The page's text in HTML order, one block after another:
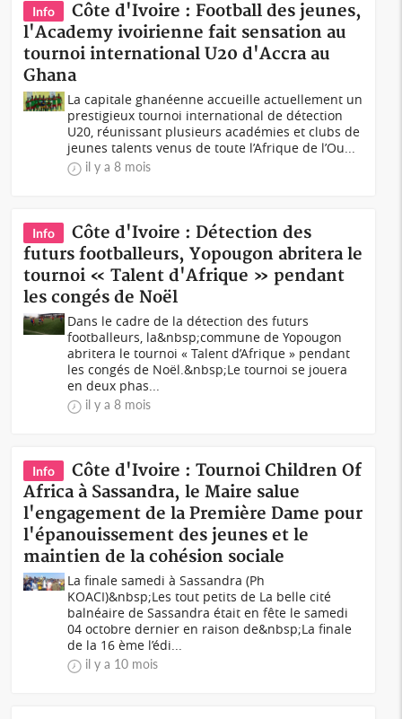
Info
Côte d'Ivoire : Football des jeunes,
l'Academy ivoirienne fait sensation au
tournoi international U20 d'Accra au
Ghana
La capitale ghanéenne accueille actuellement un
prestigieux tournoi international de détection
U20, réunissant plusieurs académies et clubs de
jeunes talents venus de toute l’Afrique de l’Ou...
il y a 8 mois
Info
Côte d'Ivoire : Détection des
futurs footballeurs, Yopougon abritera le
tournoi « Talent d'Afrique » pendant
les congés de Noël
Dans le cadre de la détection des futurs
footballeurs, la&nbsp;commune de Yopougon
abritera le tournoi « Talent d’Afrique » pendant
les congés de Noël.&nbsp;Le tournoi se jouera
en deux phas...
il y a 8 mois
Info
Côte d'Ivoire : Tournoi Children Of
Africa à Sassandra, le Maire salue
l'engagement de la Première Dame pour
l'épanouissement des jeunes et le
maintien de la cohésion sociale
La finale samedi à Sassandra (Ph
KOACI)&nbsp;Les tout petits de La belle cité
balnéaire de Sassandra était en fête le samedi
04 octobre dernier en raison de&nbsp;La finale
de la 16 ème l’édi...
il y a 10 mois